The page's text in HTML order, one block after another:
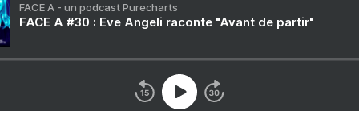
FACE A - un podcast Purecharts
FACE A #30 : Eve Angeli raconte "Avant de partir"